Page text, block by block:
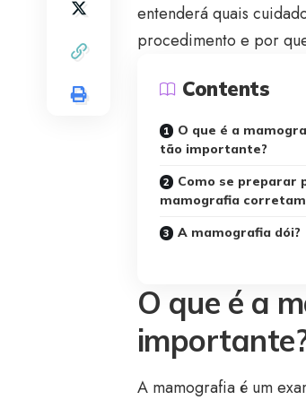
entenderá quais
procedimento e por
Contents
O que é a
tão importante?
Como se preparar
mamografia
A mamografia dói?
O que é a
A mamografia é um